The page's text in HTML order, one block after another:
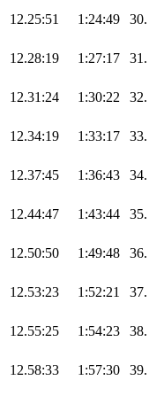
12.25:51 1:24:49 30.
12.28:19 1:27:17 31.
12.31:24 1:30:22 32.
12.34:19 1:33:17 33.
12.37:45 1:36:43 34.
12.44:47 1:43:44 35.
12.50:50 1:49:48 36.
12.53:23 1:52:21 37.
12.55:25 1:54:23 38.
12.58:33 1:57:30 39.